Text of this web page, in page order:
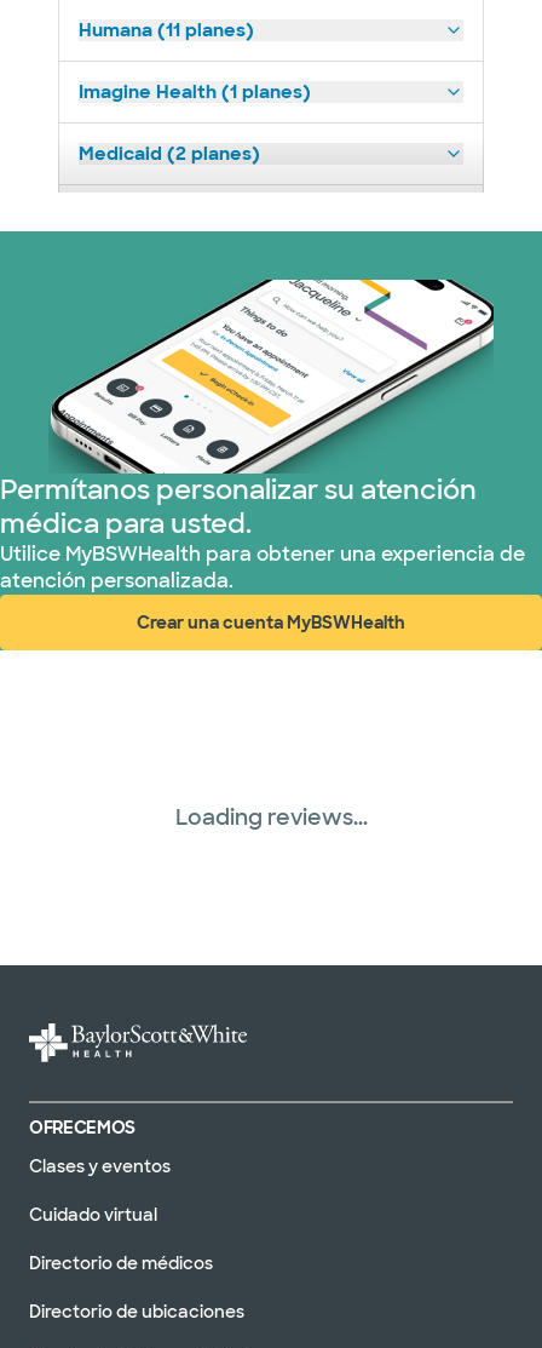
Humana (11 planes)
Imagine Health (1 planes)
Medicaid (2 planes)
Nebraska Furniture Mart (3 planes)
Red PHCS (1 planes)
Prism Electric (1 planes)
Plan de Salud Superior (3 planes)
TriWest HealthCare (1 planes)
United HealthCare (28 planes)
WellMed (15 planes)
Permítanos personalizar su atención
médica para usted.
Utilice MyBSWHealth para obtener una experiencia de
atención personalizada.
Crear una cuenta MyBSWHealth
(abre en ventana nueva)
Loading reviews...
OFRECEMOS
Clases y eventos
Cuidado virtual
Directorio de médicos
Directorio de ubicaciones